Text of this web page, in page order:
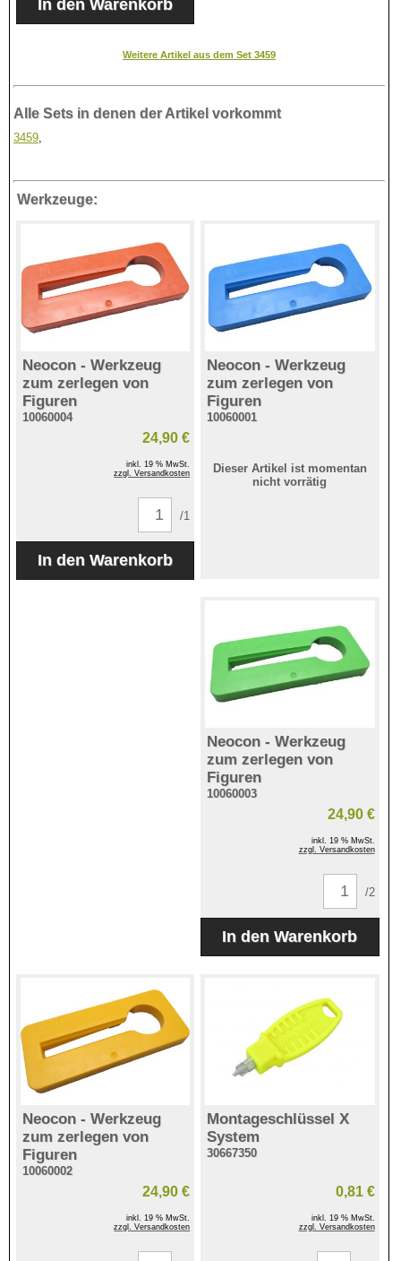
Weitere Artikel aus dem Set 3459
Alle Sets in denen der Artikel vorkommt
3459,
Werkzeuge:
Neocon - Werkzeug
zum zerlegen von
Figuren
10060004
24,90 €
inkl. 19 % MwSt.
zzgl. Versandkosten
/1
Neocon - Werkzeug
zum zerlegen von
Figuren
10060001
Dieser Artikel ist momentan
nicht vorrätig
Neocon - Werkzeug
zum zerlegen von
Figuren
10060003
24,90 €
inkl. 19 % MwSt.
zzgl. Versandkosten
/2
Neocon - Werkzeug
zum zerlegen von
Figuren
10060002
24,90 €
inkl. 19 % MwSt.
zzgl. Versandkosten
Montageschlüssel X
System
30667350
0,81 €
inkl. 19 % MwSt.
zzgl. Versandkosten